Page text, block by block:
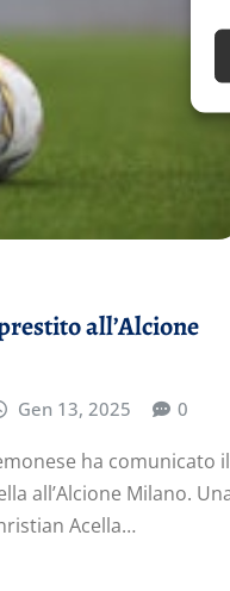
all’Alcione
Gen 13, 2025 0
ha comunicato il
all’Alcione Milano.
Acella…